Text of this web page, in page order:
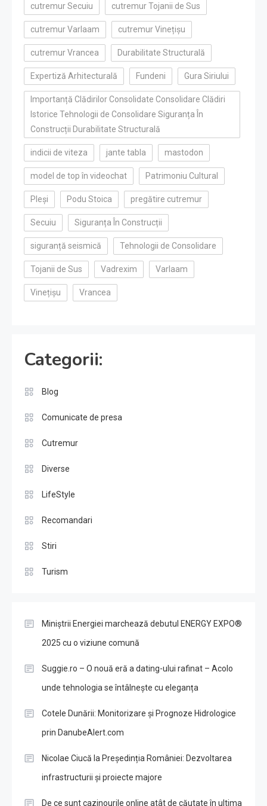
cutremur Secuiu cutremur Tojanii de Sus
cutremur Varlaam cutremur Vinețișu
cutremur Vrancea Durabilitate Structurală
Expertiză Arhitecturală Fundeni Gura Siriului
Importanță Clădirilor Consolidate Consolidare Clădiri
Istorice Tehnologii de Consolidare Siguranța În
Construcții Durabilitate Structurală
indicii de viteza jante tabla mastodon
model de top în videochat Patrimoniu Cultural
Pleși Podu Stoica pregătire cutremur
Secuiu Siguranța În Construcții
siguranță seismică Tehnologii de Consolidare
Tojanii de Sus Vadrexim Varlaam
Vinețișu Vrancea
Categorii:
Blog
Comunicate de presa
Cutremur
Diverse
LifeStyle
Recomandari
Stiri
Turism
Miniștrii Energiei marchează debutul ENERGY EXPO®
2025 cu o viziune comună
Suggie.ro – O nouă eră a dating-ului rafinat – Acolo
unde tehnologia se întâlnește cu eleganța
Cotele Dunării: Monitorizare și Prognoze Hidrologice
prin DanubeAlert.com
Nicolae Ciucă la Președinția României: Dezvoltarea
infrastructurii și proiecte majore
De ce sunt cazinourile online atât de căutate în ultima